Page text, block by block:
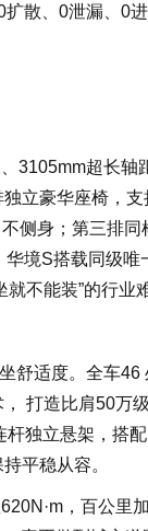
散、0泄漏、0
3105mm超长
立豪华座椅，
侧身；第三排同
境S搭载同级
不能装”的行业
舒适度。全车
打造比肩50万
独立悬架，搭
平稳从容。
，百公里